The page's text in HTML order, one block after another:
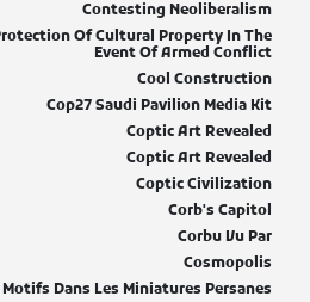
Contesting Neoliberalism
Of Cultural Property In The
Event Of Armed Conflict
Cool Construction
Cop27 Saudi Pavilion Media Kit
Coptic Art Revealed
Coptic Art Revealed
Coptic Civilization
Corb's Capitol
Corbu Vu Par
Cosmopolis
Dans Les Miniatures Persanes